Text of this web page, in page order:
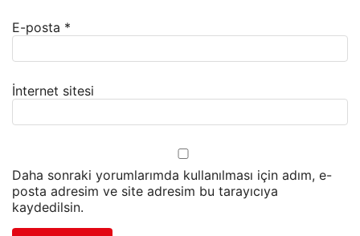
E-posta *
İnternet sitesi
Daha sonraki yorumlarımda kullanılması için adım, e-
posta adresim ve site adresim bu tarayıcıya
kaydedilsin.